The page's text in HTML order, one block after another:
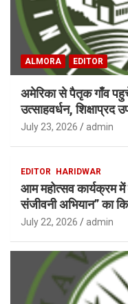
ALMORA EDITOR
अमेरिका से पैतृक गाँव पहुचे
उत्साहवर्धन, शिक्षाप्रद
July 23, 2026 admin
EDITOR HARIDWAR
आम महोत्सव कार्यक्रम में
संजीवनी अभियान” का
July 22, 2026 admin